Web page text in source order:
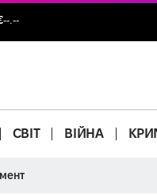
--.--
СВІТ ВІЙНА